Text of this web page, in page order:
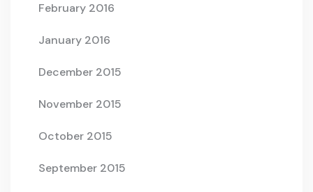
February 2016
January 2016
December 2015
November 2015
October 2015
September 2015